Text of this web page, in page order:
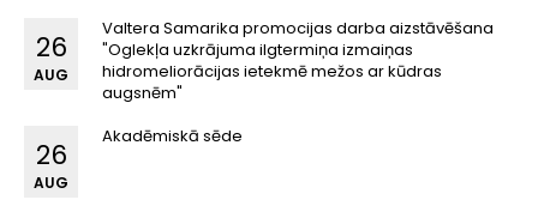
Valtera Samarika promocijas darba aizstāvēšana
"Oglekļa uzkrājuma ilgtermiņa izmaiņas
hidromeliorācijas ietekmē mežos ar kūdras
augsnēm"
26
AUG
Akadēmiskā sēde
26
AUG